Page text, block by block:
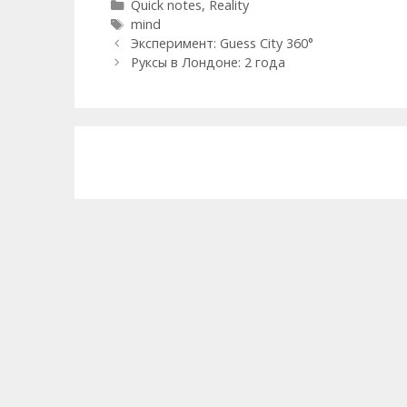
Categories
Quick notes, Reality
Tags
mind
Post
navigation
Эксперимент: Guess City 360°
Руксы в Лондоне: 2 года